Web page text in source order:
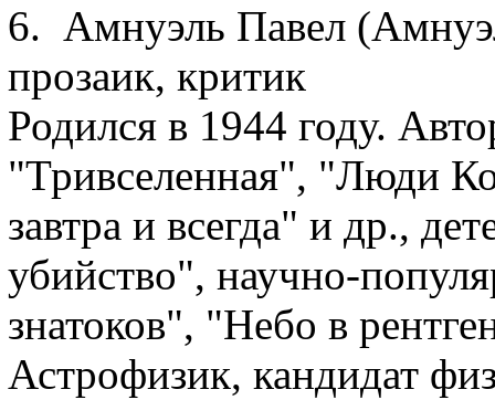
6. Амнуэль Павел
прозаик, критик
Родился в 1944 году.
"Тривселенная", "Люди
завтра и всегда" и др.,
убийство", научно-
знатоков", "Небо в
Астрофизик, кандидат